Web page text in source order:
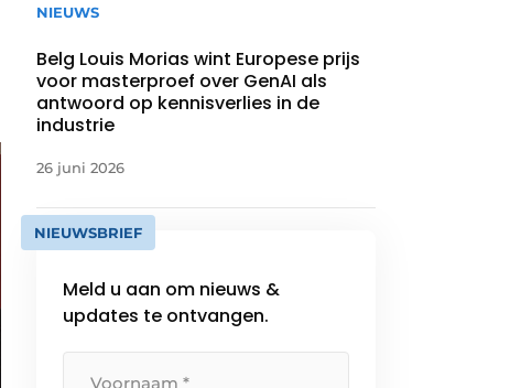
NIEUWS
Belg Louis Morias wint Europese prijs
voor masterproef over GenAI als
antwoord op kennisverlies in de
industrie
26 juni 2026
NIEUWSBRIEF
Meld u aan om nieuws &
updates te ontvangen.